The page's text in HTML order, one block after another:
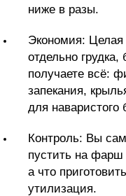
ниже в разы.
Экономия:
отдельно
получаете всё:
запекания,
для наваристого
Контроль: Вы
пустить на
а что
утилизация.